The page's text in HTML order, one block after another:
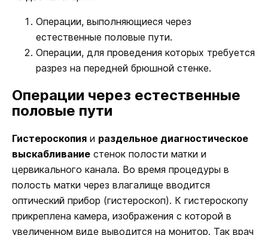
Операции, выполняющиеся через
естественные половые пути.
Операции, для проведения которых требуется
разрез на передней брюшной стенке.
Операции через естественные
половые пути
Гистероскопия и раздельное диагностическое
выскабливание стенок полости матки и
цервикального канала. Во время процедуры в
полость матки через влагалище вводится
оптический прибор (гистероскоп). К гистероскопу
прикреплена камера, изображения с которой в
увеличенном виде выводится на монитор. Так врач